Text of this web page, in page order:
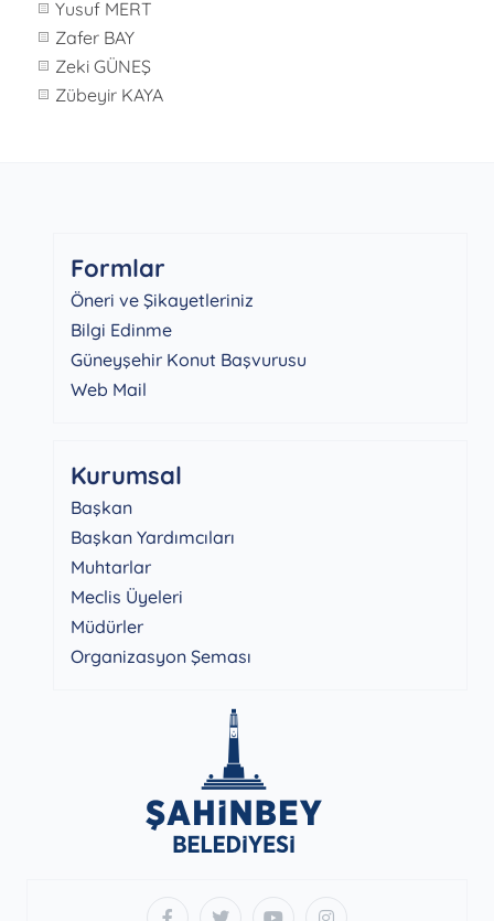
Yusuf MERT
Zafer BAY
Zeki GÜNEŞ
Zübeyir KAYA
Formlar
Öneri ve Şikayetleriniz
Bilgi Edinme
Güneyşehir Konut Başvurusu
Web Mail
Kurumsal
Başkan
Başkan Yardımcıları
Muhtarlar
Meclis Üyeleri
Müdürler
Organizasyon Şeması